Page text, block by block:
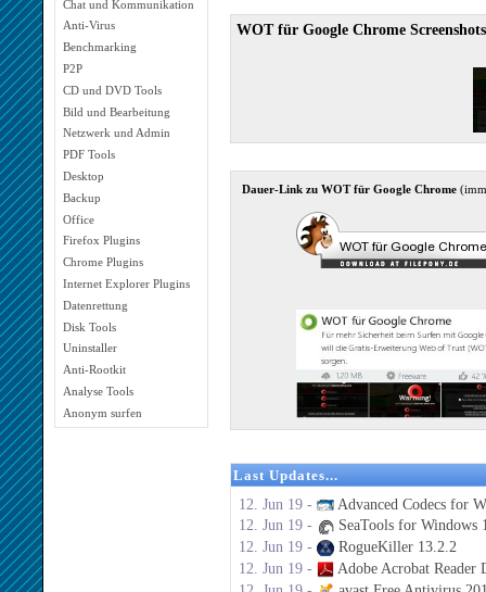
Chat und Kommunikation
Anti-Virus
Benchmarking
P2P
CD und DVD Tools
Bild und Bearbeitung
Netzwerk und Admin
PDF Tools
Desktop
Backup
Office
Firefox Plugins
Chrome Plugins
Internet Explorer Plugins
Datenrettung
Disk Tools
Uninstaller
Anti-Rootkit
Analyse Tools
Anonym surfen
WOT für Google Chrome Screenshots
Dauer-Link zu WOT für Google Chrome
Last Updates...
12. Jun 19 -
Advanced Codecs for
12. Jun 19 -
SeaTools for Windows
12. Jun 19 -
RogueKiller 13.2.2
12. Jun 19 -
Adobe Acrobat Reader